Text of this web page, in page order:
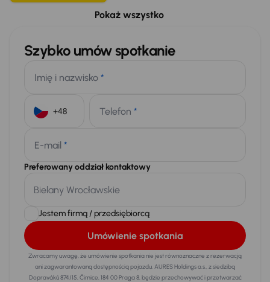
Pokaż wszystko
Szybko umów spotkanie
Imię i nazwisko *
Telefon *
E-mail *
Preferowany oddział kontaktowy
Jestem firmą / przedsiębiorcą
Umówienie spotkania
Zwracamy uwagę, że umówienie spotkania nie jest równoznaczne z rezerwacją
ani zagwarantowaną dostępnością pojazdu. AURES Holdings a.s., z siedzibą
Dopraváků 874/15, Čimice, 184 00 Praga 8, będzie przechowywać i przetwarzać